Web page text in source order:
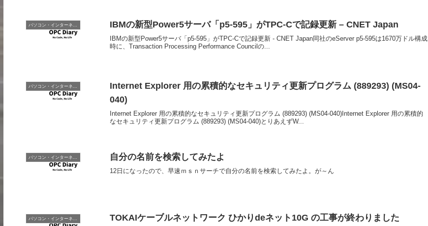
パソコン・インターネット IBMの新型Power5サーバ「p5-595」がTPC-Cで記録更新 – CNET Japan
IBMの新型Power5サーバ「p5-595」がTPC-Cで記録更新 - CNET Japan同社のeServer p5-595は1670万ドル構成
時に、Transaction Processing Performance Councilの...
Internet Explorer 用の累積的なセキュリティ更新プログラム (889293) (MS04-
040)
Internet Explorer 用の累積的なセキュリティ更新プログラム (889293) (MS04-040)Internet Explorer 用の累積的
なセキュリティ更新プログラム (889293) (MS04-040)とりあえずW...
自分の名前を検索してみたよ
12日になったので、早速ｍｓｎサーチで自分の名前を検索してみたよ。が～ん
TOKAIケーブルネットワーク ひかりdeネット10G の工事が終わりました